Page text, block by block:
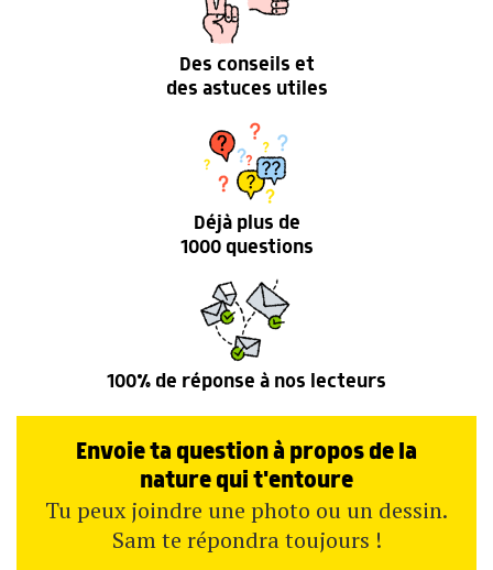
Des conseils et
des astuces utiles
Déjà plus de
1000 questions
100% de réponse à nos lecteurs
Envoie ta question à propos de la
nature qui t'entoure
Tu peux joindre une photo ou un dessin.
Sam te répondra toujours !